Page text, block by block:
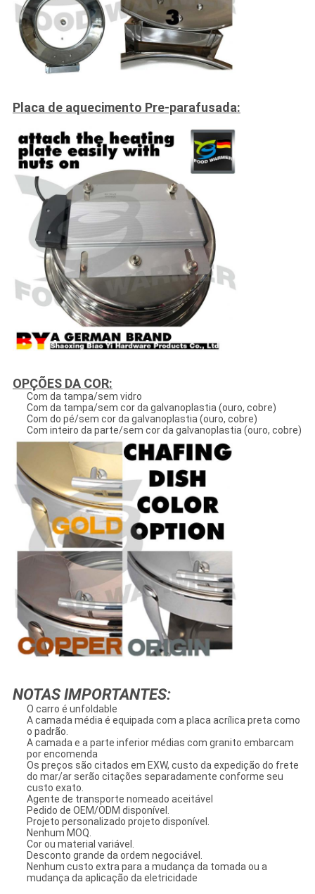
Placa de aquecimento Pre-parafusada:
OPÇÕES DA COR:
Com da tampa/sem vidro
Com da tampa/sem cor da galvanoplastia (ouro, cobre)
Com do pé/sem cor da galvanoplastia (ouro, cobre)
Com inteiro da parte/sem cor da galvanoplastia (ouro, cobre)
NOTAS IMPORTANTES:
O carro é unfoldable
A camada média é equipada com a placa acrílica preta como
o padrão.
A camada e a parte inferior médias com granito embarcam
por encomenda
Os preços são citados em EXW, custo da expedição do frete
do mar/ar serão citações separadamente conforme seu
custo exato.
Agente de transporte nomeado aceitável
Pedido de OEM/ODM disponível.
Projeto personalizado projeto disponível.
Nenhum MOQ.
Cor ou material variável.
Desconto grande da ordem negociável.
Nenhum custo extra para a mudança da tomada ou a
mudança da aplicação da eletricidade